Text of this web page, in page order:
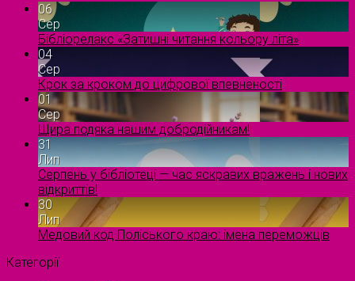
06
Сер
Бібліорелакс «Затишні читання кольору літа»
04
Сер
Крок за кроком до цифрової впевненості
01
Сер
Щира подяка нашим добродійникам!
31
Лип
Серпень у бібліотеці — час яскравих вражень і нових
відкриттів!
30
Лип
Медовий код Поліського краю: імена переможців
Категорії